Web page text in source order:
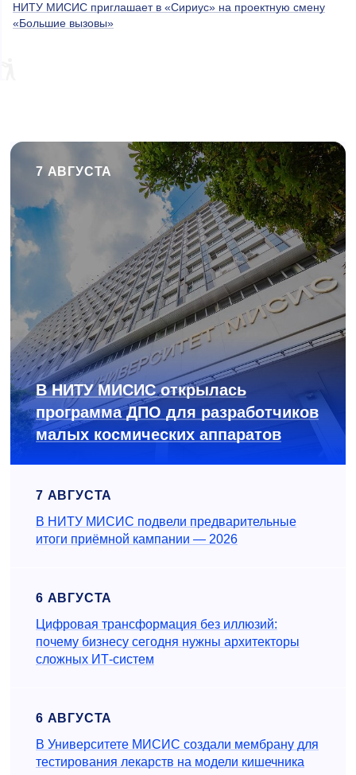
НИТУ МИСИС приглашает в «Сириус» на проектную смену
«Большие вызовы»
7 АВГУСТА
В НИТУ МИСИС открылась
программа ДПО для разработчиков
малых космических аппаратов
7 АВГУСТА
В НИТУ МИСИС подвели предварительные
итоги приёмной кампании — 2026
6 АВГУСТА
Цифровая трансформация без иллюзий:
почему бизнесу сегодня нужны архитекторы
сложных ИТ-систем
6 АВГУСТА
В Университете МИСИС создали мембрану для
тестирования лекарств на модели кишечника